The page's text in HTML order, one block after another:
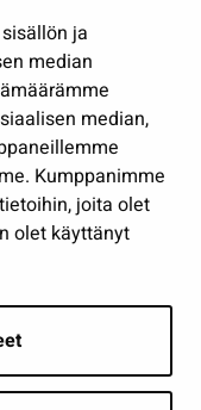
ja
median
median,
Kumppanimme
joita olet
olet käyttänyt